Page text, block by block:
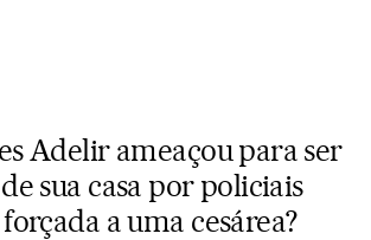
Adelir ameaçou para ser
sua casa por policiais
a uma cesárea?